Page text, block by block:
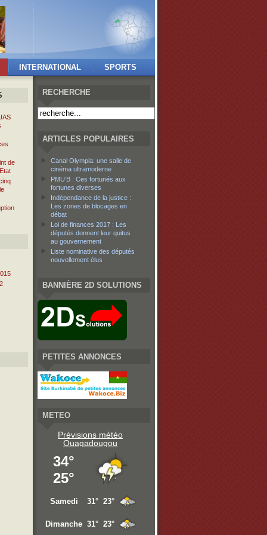
INTERNATIONAL SPORTS
de
RECHERCHE
ARTICLES POPULAIRES
Canal Olympia: une salle de
cinéma ultramoderne
PMU’B : Ces fortunés aux
fortunes diverses
Indépendance de la justice :
Les zones de blocages en
débat
Loi de finances 2017 : Les
députés donnent leur quitus
au gouvernement
Liste nominative des députés
nouvellement élus
BANNIÈRE 2D SOLUTIONS
PETITES ANNONCES
METEO
Prévisions météo
Ouagadougou